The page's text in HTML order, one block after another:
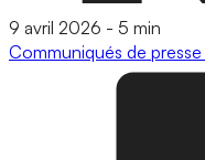
9 avril 2026 - 5 min
Communiqués de presse